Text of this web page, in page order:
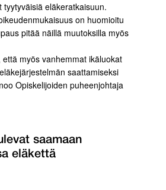
tyytyväisiä eläkeratkaisuun.
on huomioitu
pitää näillä muutoksilla myös
myös vanhemmat ikäluokat
saattamiseksi
Opiskelijoiden puheenjohtaja
saamaan
eläkettä